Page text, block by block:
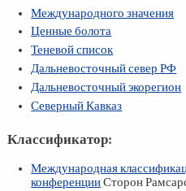
Международного значения
Ценные болота
Теневой список
Дальневосточный север РФ
Дальневосточный экорегион
Северный Кавказ
Классификатор:
Международная
конференцииСторон